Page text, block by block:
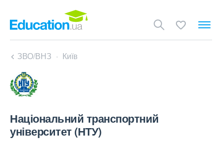
ЗВО/ВНЗ Київ
Національний транспортний
університет (НТУ)